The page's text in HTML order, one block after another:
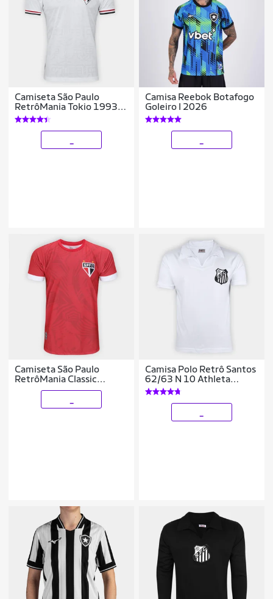
Camiseta São Paulo
RetrôMania Tokio 1993
Masculina
Camisa Reebok Botafogo
Goleiro I 2026
Camiseta São Paulo
RetrôMania Classic
Masculina
Camisa Polo Retrô Santos
62/63 N 10 Athleta
Masculina